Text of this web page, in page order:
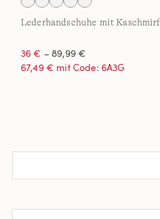
Lederhandschuhe mit
36 € – 89,99 €
67,49 € mit Code: 6A3G